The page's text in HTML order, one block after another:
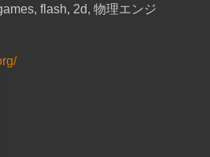
flash, 2d, 物理エンジ